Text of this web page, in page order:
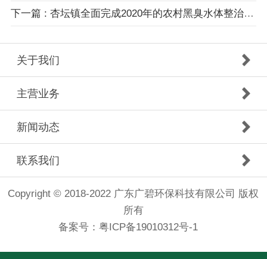
下一篇 : 杏坛镇全面完成2020年的农村黑臭水体整治任务
关于我们
主营业务
新闻动态
联系我们
Copyright © 2018-2022 广东广碧环保科技有限公司 版权
所有
备案号：粤ICP备19010312号-1